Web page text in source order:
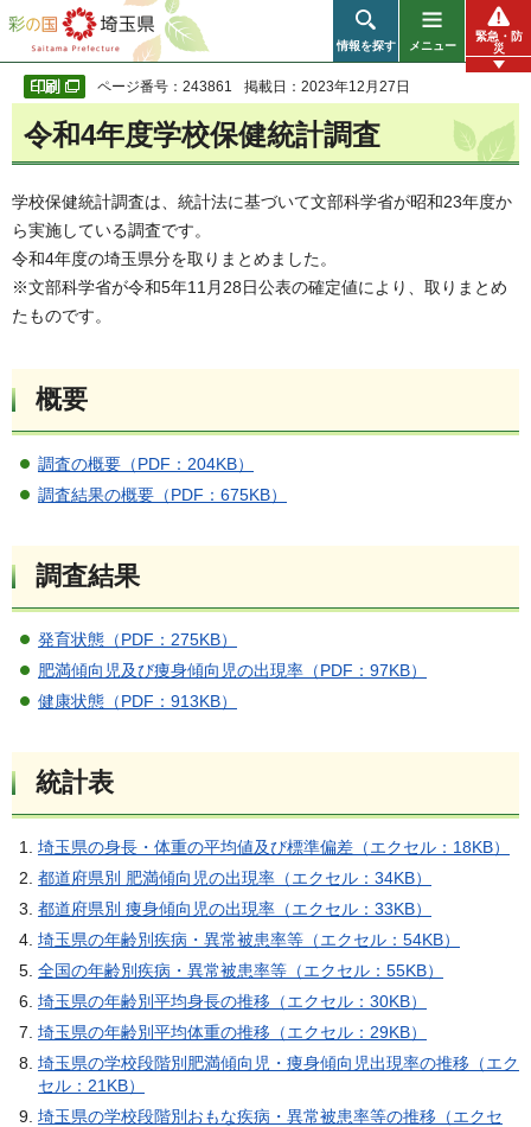
彩の国 埼玉県
情報を探す メニュー
緊急・防
災
ページ番号：243861 掲載日：2023年12月27日
令和4年度学校保健統計調査
学校保健統計調査は、統計法に基づいて文部科学省が昭和23年度か
ら実施している調査です。
令和4年度の埼玉県分を取りまとめました。
※文部科学省が令和5年11月28日公表の確定値により、取りまとめ
たものです。
概要
調査の概要（PDF：204KB）
調査結果の概要（PDF：675KB）
調査結果
発育状態（PDF：275KB）
肥満傾向児及び痩身傾向児の出現率（PDF：97KB）
健康状態（PDF：913KB）
統計表
埼玉県の身長・体重の平均値及び標準偏差（エクセル：18KB）
都道府県別 肥満傾向児の出現率（エクセル：34KB）
都道府県別 痩身傾向児の出現率（エクセル：33KB）
埼玉県の年齢別疾病・異常被患率等（エクセル：54KB）
全国の年齢別疾病・異常被患率等（エクセル：55KB）
埼玉県の年齢別平均身長の推移（エクセル：30KB）
埼玉県の年齢別平均体重の推移（エクセル：29KB）
埼玉県の学校段階別肥満傾向児・痩身傾向児出現率の推移（エク
セル：21KB）
埼玉県の学校段階別おもな疾病・異常被患率等の推移（エクセ